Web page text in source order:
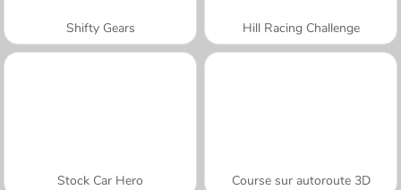
Shifty Gears Hill Racing Challenge
Stock Car Hero Course sur autoroute 3D